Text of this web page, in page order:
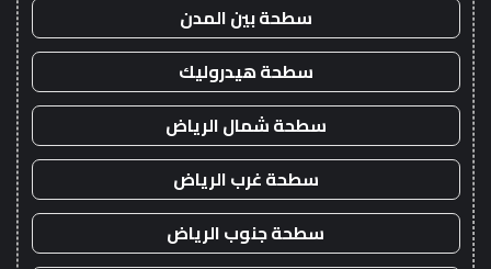
سطحة بين المدن
سطحة هيدروليك
سطحة شمال الرياض
سطحة غرب الرياض
سطحة جنوب الرياض